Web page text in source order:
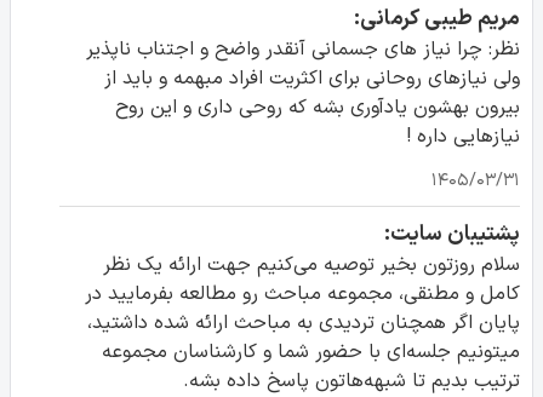
مریم طیبی کرمانی:
نظر: چرا نیاز های جسمانی آنقدر واضح و اجتناب ناپذیر
ولی نیازهای روحانی برای اکثریت افراد مبهمه و باید از
بیرون بهشون یادآوری بشه که روحی داری و این روح
نیازهایی داره !
۱۴۰۵/۰۳/۳۱
پشتیبان سایت:
سلام روزتون بخیر توصیه می‌کنیم جهت ارائه یک نظر
کامل و مطنقی، مجموعه مباحث رو مطالعه بفرمایید در
پایان اگر همچنان تردیدی به مباحث ارائه شده داشتید،
میتونیم جلسه‌ای با حضور شما و کارشناسان مجموعه
ترتیب بدیم تا شبهه‌هاتون پاسخ داده بشه.